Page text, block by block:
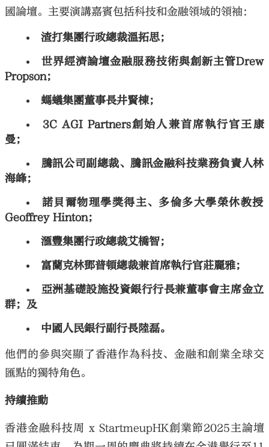
國論壇。主要演講嘉賓包括科技和金融領域的領袖：
渣打集團行政總裁溫拓思；
世界經濟論壇金融服務技術與創新主管Drew
Propson；
螞蟻集團董事長井賢棟；
3C AGI Partners創始人兼首席執行官王康
曼；
騰訊公司副總裁、騰訊金融科技業務負責人林
海峰；
諾貝爾物理學獎得主、多倫多大學榮休教授
Geoffrey Hinton；
滙豐集團行政總裁艾橋智；
富蘭克林鄧普頓總裁兼首席執行官莊麗雅；
亞洲基礎設施投資銀行行長兼董事會主席金立
群；及
中國人民銀行副行長陸磊。
他們的參與突顯了香港作為科技、金融和創業全球交
匯點的獨特角色。
持續推動
香港金融科技周 x StartmeupHK創業節2025主論壇